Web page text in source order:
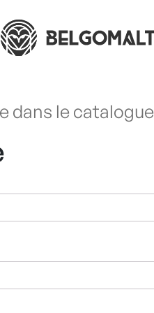
dans le catalogue